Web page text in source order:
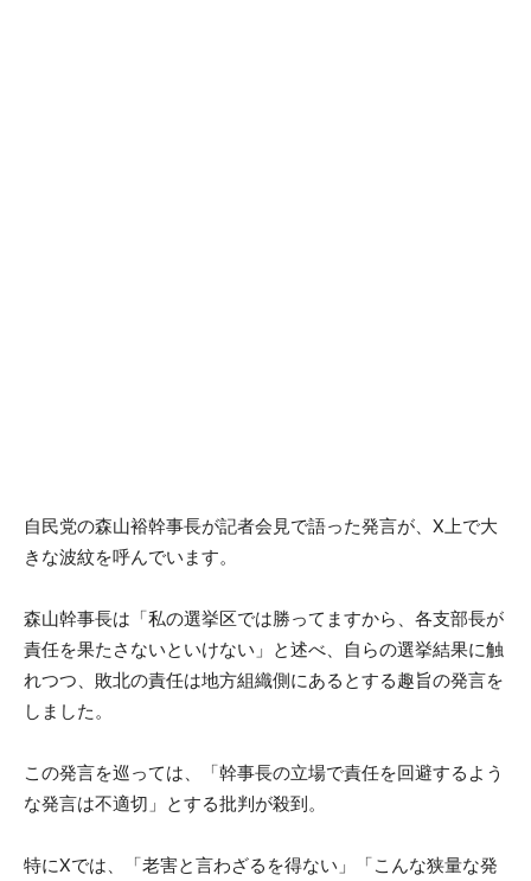
自民党の森山裕幹事長が記者会見で語った発言が、X上で大
きな波紋を呼んでいます。
森山幹事長は「私の選挙区では勝ってますから、各支部長が
責任を果たさないといけない」と述べ、自らの選挙結果に触
れつつ、敗北の責任は地方組織側にあるとする趣旨の発言を
しました。
この発言を巡っては、「幹事長の立場で責任を回避するよう
な発言は不適切」とする批判が殺到。
特にXでは、「老害と言わざるを得ない」「こんな狭量な発